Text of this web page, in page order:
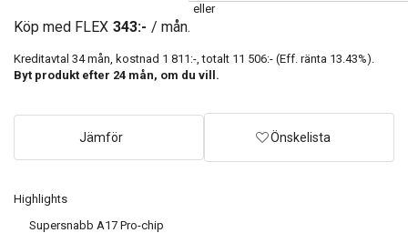
Highlights
Supersnabb A17 Pro-chip
eller
Köp med FLEX 343:- / mån.
Kreditavtal 34mån, kostnad 1 811:- , totalt 11 506:- (Eff. ränta 13.43%).
Byt produkt efter 24 mån, om du vill.
Jämför Önskelista